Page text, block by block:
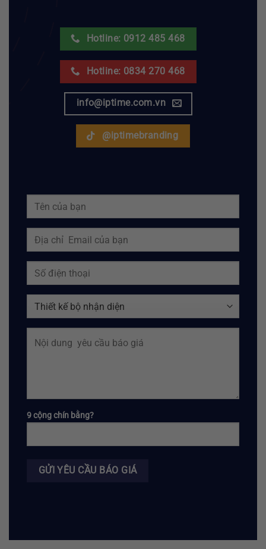
Hotline: 0912 485 468
Hotline: 0834 270 468
info@iptime.com.vn
@iptimebranding
9 cộng chín bằng?